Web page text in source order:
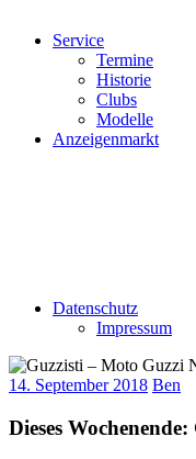
Service
Termine
Historie
Clubs
Modelle
Anzeigenmarkt
Datenschutz
Impressum
14. September 2018 Ben
Dieses